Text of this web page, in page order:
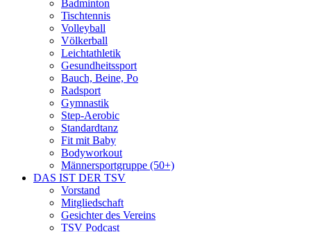
Badminton
Tischtennis
Volleyball
Völkerball
Leichtathletik
Gesundheitssport
Bauch, Beine, Po
Radsport
Gymnastik
Step-Aerobic
Standardtanz
Fit mit Baby
Bodyworkout
Männersportgruppe (50+)
DAS IST DER TSV
Vorstand
Mitgliedschaft
Gesichter des Vereins
TSV Podcast